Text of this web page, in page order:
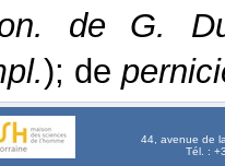
de G.
); de
44, avenue de
Tél. :